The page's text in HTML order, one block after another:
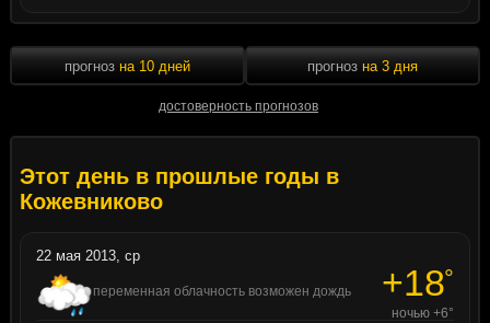
прогноз на 10 дней
достоверность прогнозов
прогноз на 3 дня
Этот день в прошлые годы в
Кожевниково
22 мая 2013, ср
переменная облачность возможен дождь +18°
ночью +6°